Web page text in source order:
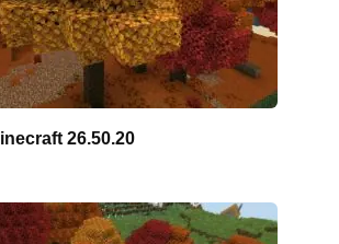
26.50.20